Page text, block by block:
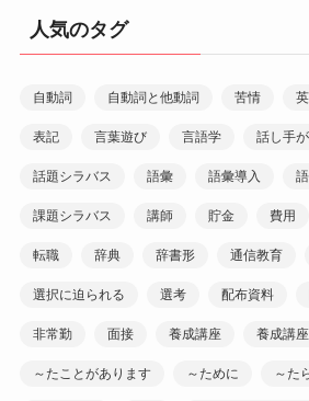
人気のタグ
自動詞 自動詞と他動詞 苦情
表記 言葉遊び 言語学 話し手
話題シラバス 語彙 語彙導入
課題シラバス 講師 貯金 費用
転職 辞典 辞書形 通信教育
選択に迫られる 選考 配布資料
非常勤 面接 養成講座 養成講
～たことがあります ～ために ～た